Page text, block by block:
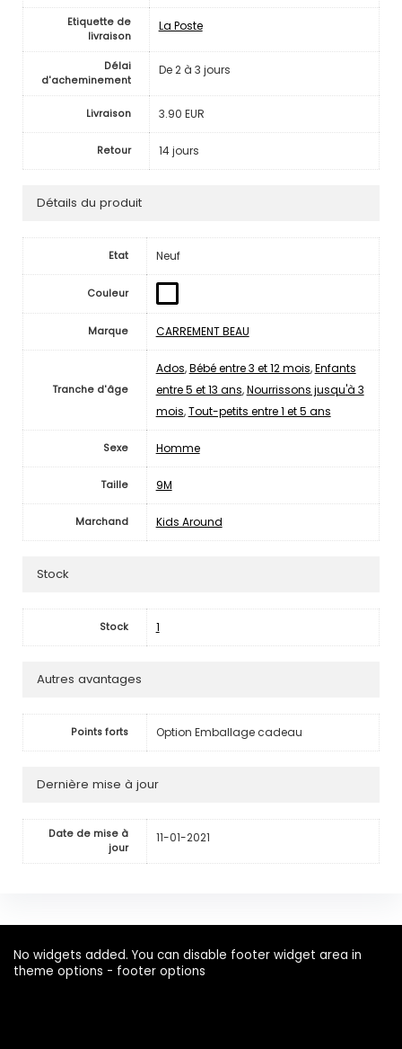
Etiquette de
livraison
La Poste
Délai
d'acheminement
De 2 à 3 jours
Livraison 3.90 EUR
Retour 14 jours
Détails du produit
Etat Neuf
Couleur
Marque CARREMENT BEAU
Tranche d'âge
Ados,Bébé entre 3 et 12 mois,Enfants
entre 5 et 13 ans,Nourrissons jusqu'à 3
mois,Tout-petits entre 1 et 5 ans
Sexe Homme
Taille 9M
Marchand Kids Around
Stock
Stock 1
Autres avantages
Points forts Option Emballage cadeau
Dernière mise à jour
Date de mise à
jour
11-01-2021
No widgets added. You can disable footer widget area in
theme options - footer options